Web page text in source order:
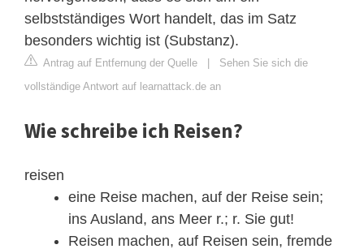
selbstständiges Wort handelt, das im Satz
besonders wichtig ist (Substanz).
Antrag auf Entfernung der Quelle | Sehen Sie sich die
vollständige Antwort auf learnattack.de an
Wie schreibe ich Reisen?
reisen
eine Reise machen, auf der Reise sein;
ins Ausland, ans Meer r.; r. Sie gut!
Reisen machen, auf Reisen sein, fremde